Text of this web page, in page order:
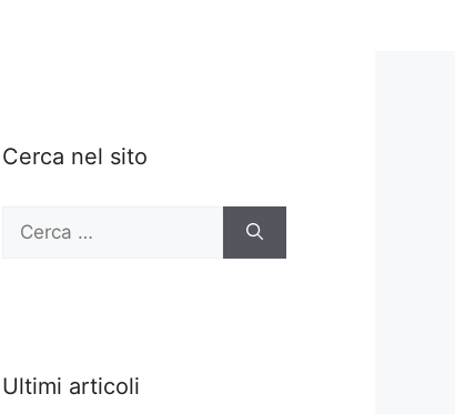
Cerca nel sito
Ricerca
Ultimi articoli